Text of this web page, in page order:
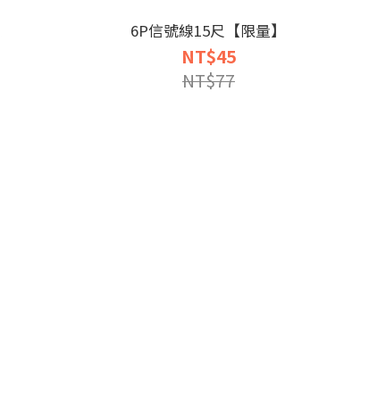
6P信號線15尺【限量】
NT$45
NT$77